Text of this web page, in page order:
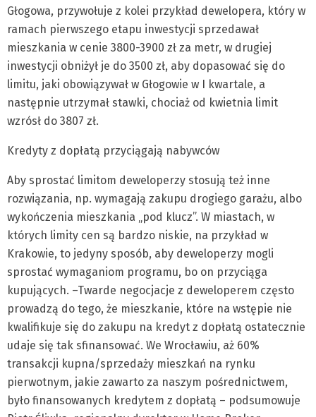
Głogowa, przywołuje z kolei przykład dewelopera, który w
ramach pierwszego etapu inwestycji sprzedawał
mieszkania w cenie 3800-3900 zł za metr, w drugiej
inwestycji obniżył je do 3500 zł, aby dopasować się do
limitu, jaki obowiązywał w Głogowie w I kwartale, a
następnie utrzymał stawki, chociaż od kwietnia limit
wzrósł do 3807 zł.
Kredyty z dopłatą przyciągają nabywców
Aby sprostać limitom deweloperzy stosują też inne
rozwiązania, np. wymagają zakupu drogiego garażu, albo
wykończenia mieszkania „pod klucz”. W miastach, w
których limity cen są bardzo niskie, na przykład w
Krakowie, to jedyny sposób, aby deweloperzy mogli
sprostać wymaganiom programu, bo on przyciąga
kupujących. –Twarde negocjacje z deweloperem często
prowadzą do tego, że mieszkanie, które na wstępie nie
kwalifikuje się do zakupu na kredyt z dopłatą ostatecznie
udaje się tak sfinansować. We Wrocławiu, aż 60%
transakcji kupna/sprzedaży mieszkań na rynku
pierwotnym, jakie zawarto za naszym pośrednictwem,
było finansowanych kredytem z dopłatą – podsumowuje